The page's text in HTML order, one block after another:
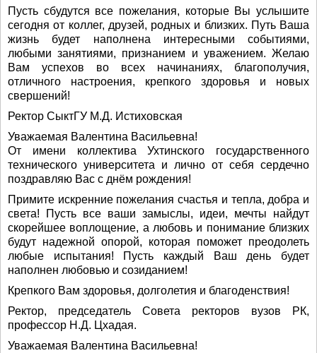
Пусть сбудутся все пожелания, которые Вы услышите
сегодня от коллег, друзей, родных и близких. Путь Ваша
жизнь будет наполнена интересными событиями,
любыми занятиями, признанием и уважением. Желаю
Вам успехов во всех начинаниях, благополучия,
отличного настроения, крепкого здоровья и новых
свершений!
Ректор СыктГУ М.Д. Истиховская
Уважаемая Валентина Васильевна!
От имени коллектива Ухтинского государственного
технического университета и лично от себя сердечно
поздравляю Вас с днём рождения!
Примите искренние пожелания счастья и тепла, добра и
света! Пусть все ваши замыслы, идеи, мечты найдут
скорейшее воплощение, а любовь и понимание близких
будут надежной опорой, которая поможет преодолеть
любые испытания! Пусть каждый Ваш день будет
наполнен любовью и созиданием!
Крепкого Вам здоровья, долголетия и благоденствия!
Ректор, председатель Совета ректоров вузов РК,
профессор Н.Д. Цхадая.
Уважаемая Валентина Васильевна!